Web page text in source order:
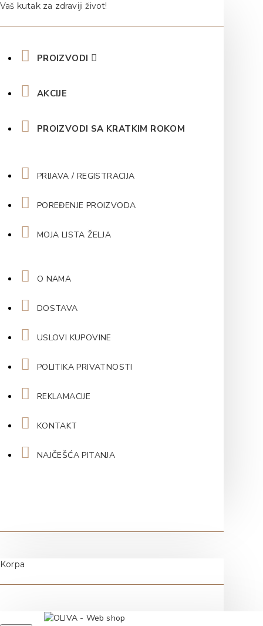
Vaš kutak za zdraviji život!
PROIZVODI
AKCIJE
PROIZVODI SA KRATKIM ROKOM
PRIJAVA / REGISTRACIJA
POREĐENJE PROIZVODA
MOJA LISTA ŽELJA
O NAMA
DOSTAVA
USLOVI KUPOVINE
POLITIKA PRIVATNOSTI
REKLAMACIJE
KONTAKT
NAJČEŠĆA PITANJA
Korpa